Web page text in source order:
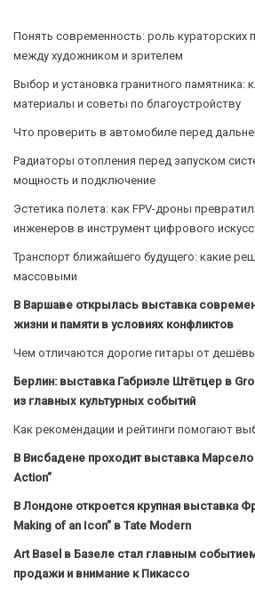
Понять современность: роль кураторских
между художником и зрителем
Выбор и установка гранитного памятника:
материалы и советы по благоустройству
Что проверить в автомобиле перед
Радиаторы отопления перед запуском
мощность и подключение
Эстетика полета: как FPV-дроны
инженеров в инструмент цифрового
Транспорт ближайшего будущего: какие
массовыми
В Варшаве открылась выставка
жизни и памяти в условиях конфликтов
Чем отличаются дорогие гитары от
Берлин: выставка Габриэле Штётцер в
из главных культурных событий
Как рекомендации и рейтинги помогают
В Висбадене проходит выставка Марсело
Action”
В Лондоне откроется крупная выставка
Making of an Icon” в Tate Modern
Art Basel в Базеле стал главным
продажи и внимание к Пикассо